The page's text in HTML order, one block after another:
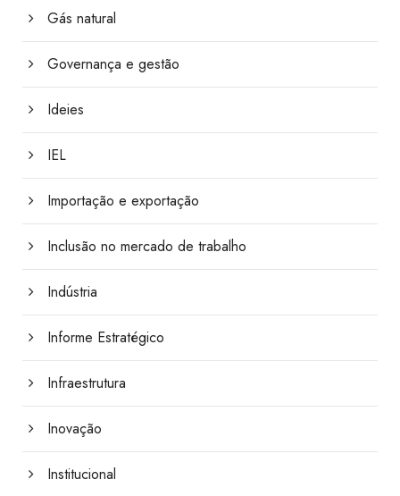
Gás natural
Governança e gestão
Ideies
IEL
Importação e exportação
Inclusão no mercado de trabalho
Indústria
Informe Estratégico
Infraestrutura
Inovação
Institucional